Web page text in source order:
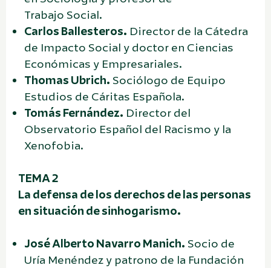
Trabajo Social.
Carlos Ballesteros. Director de la Cátedra
de Impacto Social y doctor en Ciencias
Económicas y Empresariales.
Thomas Ubrich. Sociólogo de Equipo
Estudios de Cáritas Española.
Tomás Fernández. Director del
Observatorio Español del Racismo y la
Xenofobia.
TEMA 2
La defensa de los derechos de las personas
en situación de sinhogarismo.
José Alberto Navarro Manich. Socio de
Uría Menéndez y patrono de la Fundación